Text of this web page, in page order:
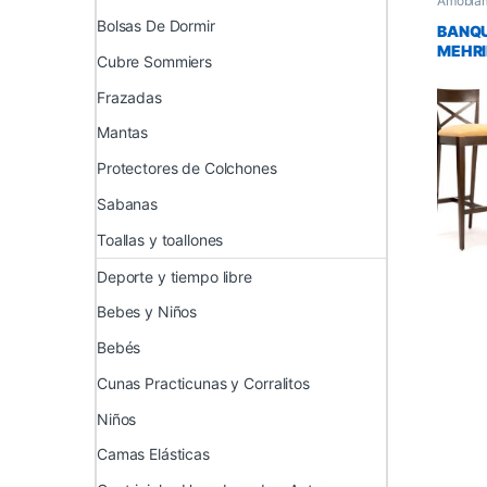
Bolsas De Dormir
Cubre Sommiers
Frazadas
Mantas
Protectores de Colchones
Sabanas
Toallas y toallones
Deporte y tiempo libre
Bebes y Niños
Bebés
Cunas Practicunas y Corralitos
Niños
Camas Elásticas